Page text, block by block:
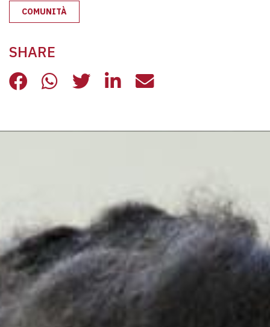
COMUNITÀ
SHARE
OSPITALITÀ FAMIGLIE IN
OSPITALITÀ FAMIGLIE IN
OSPITALITÀ FAMIGLIE IN
OSPITALITÀ
OSPITALITÀ